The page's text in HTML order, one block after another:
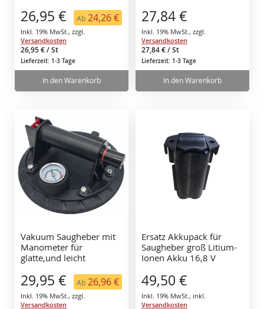
26,95 € Ab 24,26 €
Inkl. 19% MwSt. , zzgl.
Versandkosten
26,95 €/ St
Lieferzeit: 1-3 Tage
In den Warenkorb
Vakuumsauger
27,84 €
Inkl. 19% MwSt. , zzgl.
Versandkosten
27,84 €/ St
Lieferzeit: 1-3 Tage
In den Warenkorb
Vakuum Saugheber mit
Manometer für
glatte,und leicht
Oberflächen bis 110 kg
29,95 € Ab 26,96 €
Inkl. 19% MwSt. , zzgl.
Versandkosten
Ersatz Akkupack für
Saugheber groß Litium-
Ionen Akku 16,8 V
49,50 €
Inkl. 19% MwSt. , inkl.
Versandkosten